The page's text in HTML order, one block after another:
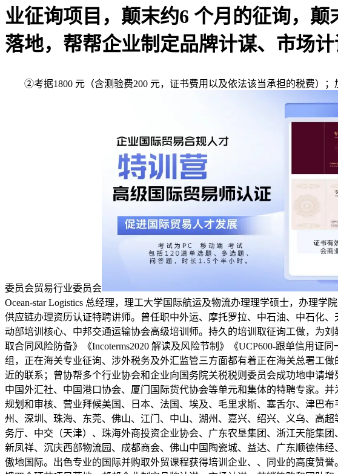
业征询项目，颠末约6 个月的征询，
落地，帮帮企业制定品牌计谋、市场计
②考据1800 元（含测验费200 元，证书费用以及依法该当承担的税费）；
委员会贸易行业委员会
Ocean-star Logistics 总经理，理工大学国际航运及物流办理理学硕士，办理
供应链办理资历认证特聘讲师。曾任职中外运、摩托罗拉、中石油、中石化
动部培训核心、中邦交通运输协会高级培训师。持久的培训取征询工做，为
取合同风险防备》《Incoterms2020 解读及风险节制》《UCP600-跟单信用
组，正在海关专业征询、涉外税务及外汇监管三方面都有着正在海关总署工
近的联系；曾协帮多个行业协会和企业向国务院关税税则委员会成功地申请
中国外汇社、中国港口协会、厦门国际货代协会等单元和集体的特聘专家。
规划和审核、营业拜候美国、日本、法国、埃及、毛里求斯、塞舌尔、津巴
州、深圳、珠海、东莞、佛山、江门、中山、湖州、嘉兴、绍兴、义乌、高
务厅、中交（天津）、珠海外商投资企业协会、广东农垦集团、浙江天能集
新凤祥、沉庆西部物流园、成都商会、佛山中国陶瓷城、益达、广东顺德伟
傲地国际。出色专业的国际并购取外贸课程获得培训企业、、同业的高度赞